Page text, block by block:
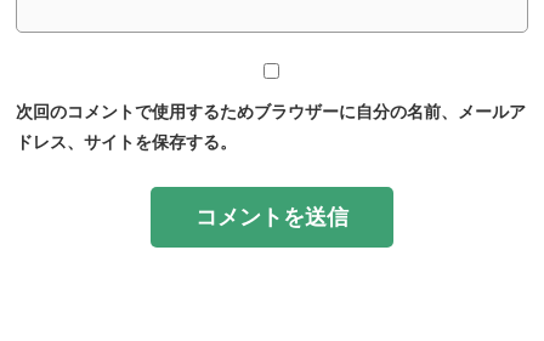
次回のコメントで使用するためブラウザーに自分の名前、メールア
ドレス、サイトを保存する。